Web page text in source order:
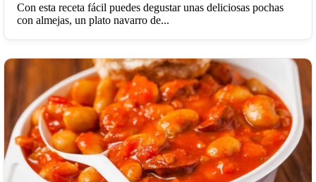
Con esta receta fácil puedes degustar unas deliciosas pochas
con almejas, un plato navarro de...